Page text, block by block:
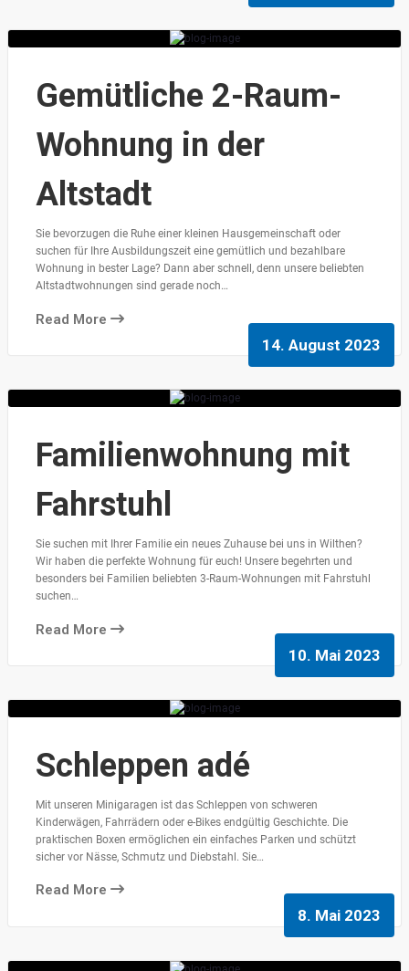
Gemütliche 2-Raum-
Wohnung in der
Altstadt
Sie bevorzugen die Ruhe einer kleinen Hausgemeinschaft oder
suchen für Ihre Ausbildungszeit eine gemütlich und bezahlbare
Wohnung in bester Lage? Dann aber schnell, denn unsere beliebten
Altstadtwohnungen sind gerade noch…
Read More
14. August 2023
Familienwohnung mit
Fahrstuhl
Sie suchen mit Ihrer Familie ein neues Zuhause bei uns in Wilthen?
Wir haben die perfekte Wohnung für euch! Unsere begehrten und
besonders bei Familien beliebten 3-Raum-Wohnungen mit Fahrstuhl
suchen…
Read More
10. Mai 2023
Schleppen adé
Mit unseren Minigaragen ist das Schleppen von schweren
Kinderwägen, Fahrrädern oder e-Bikes endgültig Geschichte. Die
praktischen Boxen ermöglichen ein einfaches Parken und schützt
sicher vor Nässe, Schmutz und Diebstahl. Sie…
Read More
8. Mai 2023